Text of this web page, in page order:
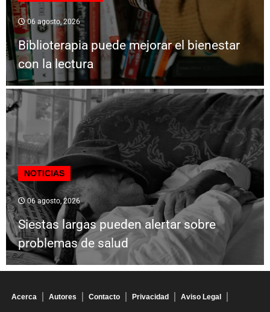
06 agosto, 2026
Biblioterapia puede mejorar el bienestar
con la lectura
NOTICIAS
06 agosto, 2026
Siestas largas pueden alertar sobre
problemas de salud
Acerca Autores Contacto Privacidad Aviso Legal